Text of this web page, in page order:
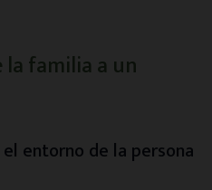
la familia a un
entorno de la persona